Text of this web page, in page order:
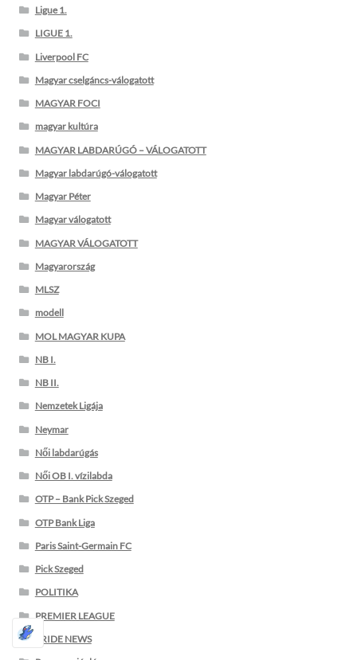
Ligue 1.
LIGUE 1.
Liverpool FC
Magyar cselgáncs-válogatott
MAGYAR FOCI
magyar kultúra
MAGYAR LABDARÚGÓ – VÁLOGATOTT
Magyar labdarúgó-válogatott
Magyar Péter
Magyar válogatott
MAGYAR VÁLOGATOTT
Magyarország
MLSZ
modell
MOL MAGYAR KUPA
NB I.
NB II.
Nemzetek Ligája
Neymar
Női labdarúgás
Női OB I. vízilabda
OTP – Bank Pick Szeged
OTP Bank Liga
Paris Saint-Germain FC
Pick Szeged
POLITIKA
PREMIER LEAGUE
PRIDE NEWS